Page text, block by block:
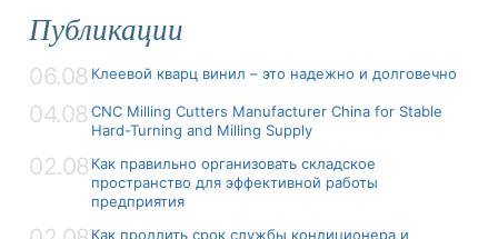
Публикации
06.08 Клеевой кварц винил – это надежно и долговечно
04.08 CNC Milling Cutters Manufacturer China for Stable
Hard-Turning and Milling Supply
02.08 Как правильно организовать складское
пространство для эффективной работы
предприятия
Как продлить срок службы кондиционера и